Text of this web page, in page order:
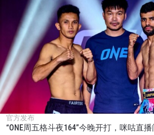
官方发布
“ONE周五格斗夜164”今晚开打，咪咕直播